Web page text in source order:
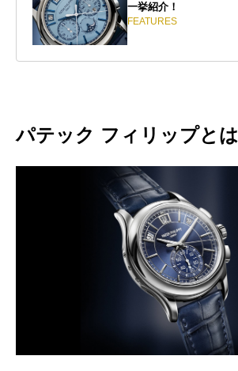
一挙紹介！
FEATURES
パテック フィリップとは